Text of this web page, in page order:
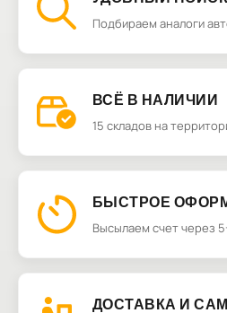
Подбираем аналоги
ВСЁ В НАЛИЧИИ
15 складов на
БЫСТРОЕ
Высылаем счет через
ДОСТАВКА И